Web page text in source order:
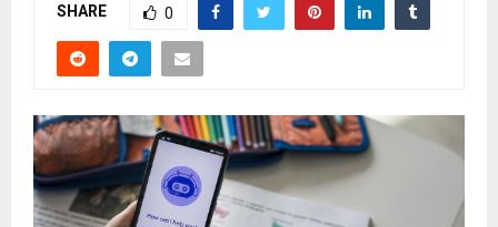
SHARE 0